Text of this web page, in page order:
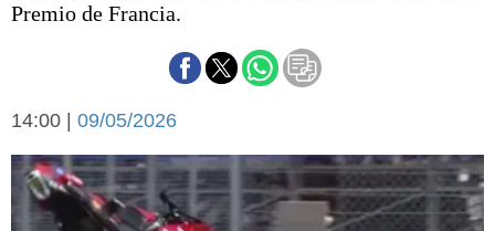
Fútbol
Cines
Economía y campo
Economía y finanzas
Con el campo
Premio de Francia.
14:00 | 09/05/2026